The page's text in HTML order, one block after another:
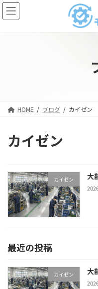
コ
ン
ナ
ビ
HOME ブログ カイゼン
カイゼン
カイゼン 大
最近の投稿
カイゼン 大